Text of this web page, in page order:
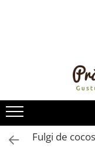
ULEIURI ȘI UNTURI
MĂSLINE
NUCI ȘI SEMINȚE
FRUCTE DESHIDRATATE
Fulgi de